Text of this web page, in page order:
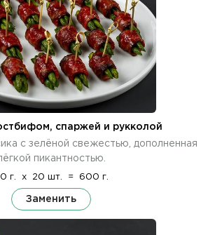
спаржей и рукколой
с зелёной свежестью, дополненная
пикантностью.
г. x 20 шт. = 600 г.
Заменить